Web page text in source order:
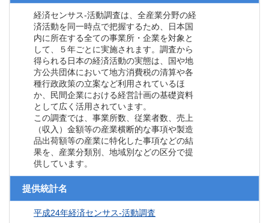
経済センサス‐活動調査は、全産業分野の経
済活動を同一時点で把握するため、日本国
内に所在する全ての事業所・企業を対象と
して、５年ごとに実施されます。調査から
得られる日本の経済活動の実態は、国や地
方公共団体において地方消費税の清算や各
種行政政策の立案など利用されているほ
か、民間企業における経営計画の基礎資料
として広く活用されています。
この調査では、事業所数、従業者数、売上
（収入）金額等の産業横断的な事項や製造
品出荷額等の産業に特化した事項などの結
果を、産業分類別、地域別などの区分で提
供しています。
提供統計名
平成24年経済センサス‐活動調査